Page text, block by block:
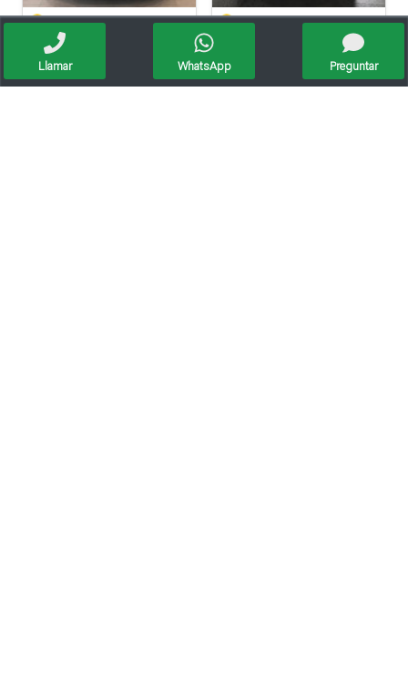
Citroen C3 Xtr At 0km Ford Fiesta 1.6l S Plus
Oportunidad Oportunidad
Llamar WhatsApp Preguntar